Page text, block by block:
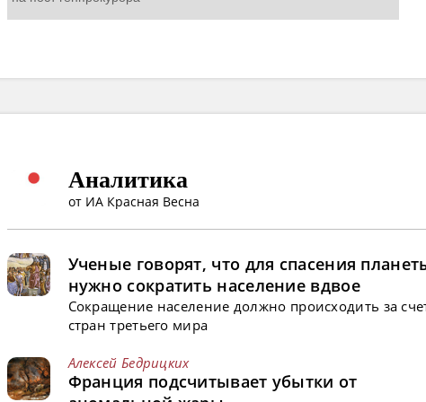
Аналитика
от ИА Красная Весна
Ученые говорят, что для спасения
нужно сократить население вдвое
Сокращение население должно происходить за
стран третьего мира
Алексей Бедрицких
Франция подсчитывает убытки от